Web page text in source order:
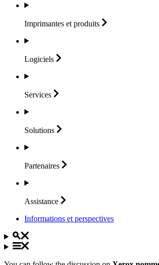
Imprimantes et produits
Logiciels
Services
Solutions
Partenaires
Assistance
Informations et perspectives